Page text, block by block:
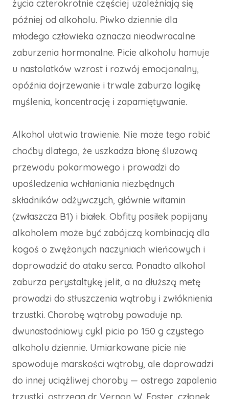
życia czterokrotnie częściej uzależniają się
później od alkoholu. Piwko dziennie dla
młodego człowieka oznacza nieodwracalne
zaburzenia hormonalne. Picie alkoholu hamuje
u nastolatków wzrost i rozwój emocjonalny,
opóźnia dojrzewanie i trwale zaburza logikę
myślenia, koncentrację i zapamiętywanie.
Alkohol ułatwia trawienie. Nie może tego robić
choćby dlatego, że uszkadza błonę śluzową
przewodu pokarmowego i prowadzi do
upośledzenia wchłaniania niezbędnych
składników odżywczych, głównie witamin
(zwłaszcza B1) i białek. Obfity posiłek popijany
alkoholem może być zabójczą kombinacją dla
kogoś o zwężonych naczyniach wieńcowych i
doprowadzić do ataku serca. Ponadto alkohol
zaburza perystaltykę jelit, a na dłuższą metę
prowadzi do stłuszczenia wątroby i zwłóknienia
trzustki. Chorobę wątroby powoduje np.
dwunastodniowy cykl picia po 150 g czystego
alkoholu dziennie. Umiarkowane picie nie
spowoduje marskości wątroby, ale doprowadzi
do innej uciążliwej choroby — ostrego zapalenia